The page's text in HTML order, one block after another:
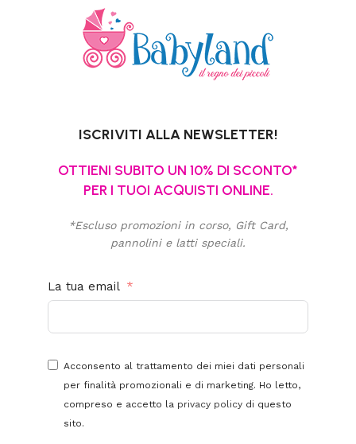
ISCRIVITI ALLA NEWSLETTER!
OTTIENI SUBITO UN 10% DI SCONTO*
PER I TUOI ACQUISTI ONLINE.
*Escluso promozioni in corso, Gift Card,
pannolini e latti speciali.
La tua email
Acconsento al trattamento dei miei dati personali
per finalità promozionali e di marketing. Ho letto,
compreso e accetto la privacy policy di questo
sito.